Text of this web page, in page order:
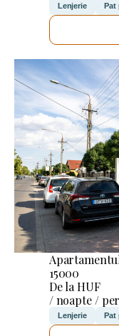
Lenjerie Pat
15000
De la HUF
/ noapte /
Lenjerie Pat